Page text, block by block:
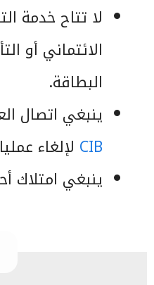
لا تتاح خدمة
الائتماني أو
البطاقة.
ينبغي اتصال
CIB لإلغاء
ينبغي امتلاك